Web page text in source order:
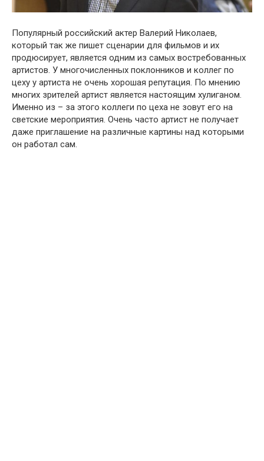
Популярный российский актер Валерий Николаев,
который так же пишет сценарии для фильмов и их
продюсирует, является одним из самых востребованных
артистов. У многочисленных поклонников и коллег по
цеху у артиста не очень хорошая репутация. По мнению
многих зрителей артист является настоящим хулиганом.
Именно из – за этого коллеги по цеха не зовут его на
светские мероприятия. Очень часто артист не получает
даже приглашение на различные картины над которыми
он работал сам.